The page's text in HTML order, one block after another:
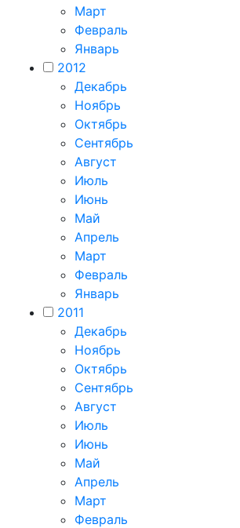
Март
Февраль
Январь
2012
Декабрь
Ноябрь
Октябрь
Сентябрь
Август
Июль
Июнь
Май
Апрель
Март
Февраль
Январь
2011
Декабрь
Ноябрь
Октябрь
Сентябрь
Август
Июль
Июнь
Май
Апрель
Март
Февраль